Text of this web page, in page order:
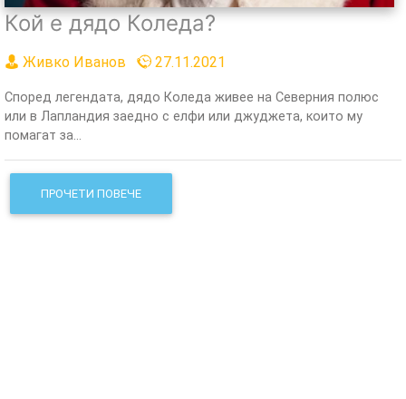
Кой е дядо Коледа?
Живко Иванов 27.11.2021
Според легендата, дядо Коледа живее на Северния полюс
или в Лапландия заедно с елфи или джуджета, които му
помагат за...
ПРОЧЕТИ ПОВЕЧЕ